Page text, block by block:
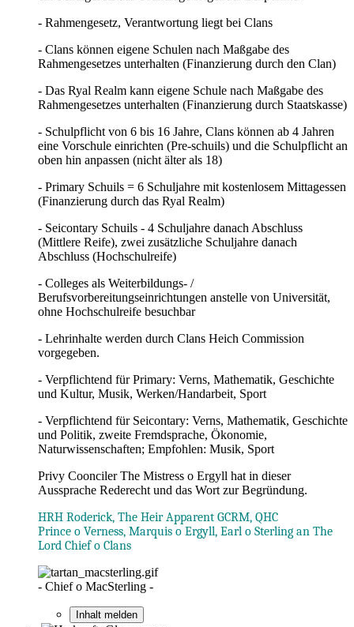
- Rahmengesetz, Verantwortung liegt bei Clans
- Clans können eigene Schulen nach Maßgabe des
Rahmengesetzes unterhalten (Finanzierung durch den Clan)
- Das Ryal Realm kann eigene Schule nach Maßgabe des
Rahmengesetzes unterhalten (Finanzierung durch Staatskasse)
- Schulpflicht von 6 bis 16 Jahre, Clans können ab 4 Jahren
eine Vorschule einrichten (Pre-schuils) und die Schulpflicht an
oben hin anpassen (nicht älter als 18)
- Primary Schuils = 6 Schuljahre mit kostenlosem Mittagessen
(Finanzierung durch das Ryal Realm)
- Seicontary Schuils - 4 Schuljahre danach Abschluss
(Mittlere Reife), zwei zusätzliche Schuljahre danach
Abschluss (Hochschulreife)
- Colleges als Weiterbildungs- /
Berufsvorbereitungseinrichtungen anstelle von Universität,
ohne Hochschulreife besuchbar
- Lehrinhalte werden durch Clans Heich Commission
vorgegeben.
- Verpflichtend für Primary: Verns, Mathematik, Geschichte
und Kultur, Musik, Werken/Handarbeit, Sport
- Verpflichtend für Seicontary: Verns, Mathematik, Geschichte
und Politik, zweite Fremdsprache, Ökonomie,
Naturwissenschaften; Empfohlen: Musik, Sport
Privy Coonciler The Mistress o Ergyll hat in dieser
Aussprache Rederecht und das Wort zur Begründung.
HRH Roderick, The Heir Apparent GCRM, QHC
Prince o Verness, Marquis o Ergyll, Earl o Sterling an The
Lord Chief o Clans
- Chief o MacSterling -
Inhalt melden